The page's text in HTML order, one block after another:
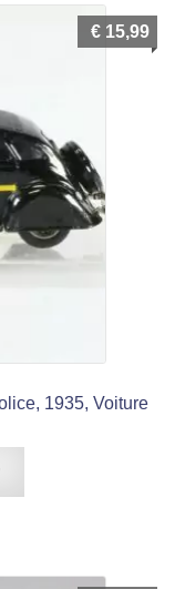
1935, Voiture
€ 15,99